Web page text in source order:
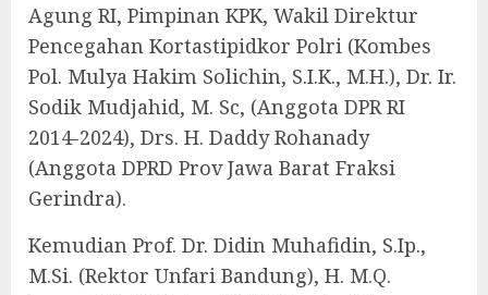
Agung RI, Pimpinan KPK, Wakil Direktur
Pencegahan Kortastipidkor Polri (Kombes
Pol. Mulya Hakim Solichin, S.I.K., M.H.), Dr. Ir.
Sodik Mudjahid, M. Sc, (Anggota DPR RI
2014-2024), Drs. H. Daddy Rohanady
(Anggota DPRD Prov Jawa Barat Fraksi
Gerindra).
Kemudian Prof. Dr. Didin Muhafidin, S.Ip.,
M.Si. (Rektor Unfari Bandung), H. M.Q.